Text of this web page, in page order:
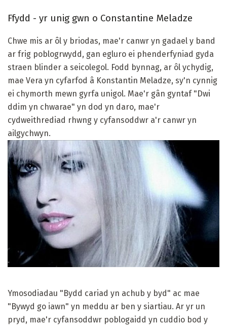
Ffydd - yr unig gwn o Constantine Meladze
Chwe mis ar ôl y briodas, mae'r canwr yn gadael y band
ar frig poblogrwydd, gan egluro ei phenderfyniad gyda
straen blinder a seicolegol. Fodd bynnag, ar ôl ychydig,
mae Vera yn cyfarfod â Konstantin Meladze, sy'n cynnig
ei chymorth mewn gyrfa unigol. Mae'r gân gyntaf "Dwi
ddim yn chwarae" yn dod yn daro, mae'r
cydweithrediad rhwng y cyfansoddwr a'r canwr yn
ailgychwyn.
Ymosodiadau "Bydd cariad yn achub y byd" ac mae
"Bywyd go iawn" yn meddu ar ben y siartiau. Ar yr un
pryd, mae'r cyfansoddwr poblogaidd yn cuddio bod y